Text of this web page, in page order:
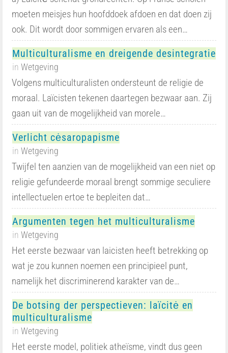
moeten meisjes hun hoofddoek afdoen en dat doen zij
ook. Dit wordt door sommigen ervaren als een…
Multiculturalisme en dreigende desintegratie
in Wetgeving
Volgens multiculturalisten ondersteunt de religie de
moraal. Laïcisten tekenen daartegen bezwaar aan. Zij
gaan uit van de mogelijkheid van morele…
Verlicht cėsaropapisme
in Wetgeving
Twijfel ten aanzien van de mogelijkheid van een niet op
religie gefundeerde moraal brengt sommige seculiere
intellectuelen ertoe te bepleiten dat…
Argumenten tegen het multiculturalisme
in Wetgeving
Het eerste bezwaar van laicisten heeft betrekking op
wat je zou kunnen noemen een principieel punt,
namelijk het discriminerend karakter van de…
De botsing der perspectieven: laïcitė en
multiculturalisme
in Wetgeving
Het eerste model, politiek atheïsme, vindt dus geen